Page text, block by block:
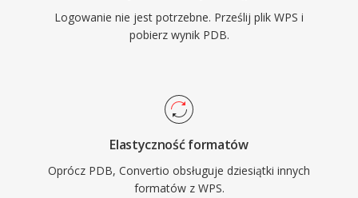
Logowanie nie jest potrzebne. Prześlij plik WPS i
pobierz wynik PDB.
Elastyczność formatów
Oprócz PDB, Convertio obsługuje dziesiątki innych
formatów z WPS.